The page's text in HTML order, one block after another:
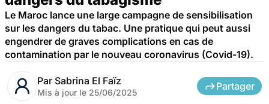
Le Maroc lance une large campagne de sensibilisation
sur les dangers du tabac. Une pratique qui peut aussi
engendrer de graves complications en cas de
contamination par le nouveau coronavirus (Covid-19).
Par Sabrina El Faïz
Mis à jour le 25/06/2025
Partager